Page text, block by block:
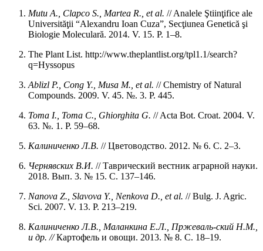
Mutu A., Clapco S., Martea R., et al. // Analele Ştiinţifice ale
Universităţii “Alexandru Ioan Cuza”, Secţiunea Genetică şi
Biologie Moleculară. 2014. V. 15. P. 1–8.
The Plant List. http://www.theplantlist.org/tpl1.1/search?
q=Hyssopus
Ablizl P., Cong Y., Musa M., et al. // Chemistry of Natural
Compounds. 2009. V. 45. №. 3. P. 445.
Toma I., Toma C., Ghiorghita G. // Acta Bot. Croat. 2004. V.
63. №. 1. P. 59–68.
Калиниченко Л.В. // Цветоводство. 2012. № 6. С. 2–3.
Чернявских В.И. // Таврический вестник аграрной науки.
2018. Вып. 3. № 15. С. 137–146.
Nanova Z., Slavova Y., Nenkova D., et al. // Bulg. J. Agric.
Sci. 2007. V. 13. P. 213–219.
Калиниченко Л.В., Маланкина Е.Л., Пржеваль-ский Н.М.,
и др. //Картофель и овощи. 2013. № 8. С. 18–19.